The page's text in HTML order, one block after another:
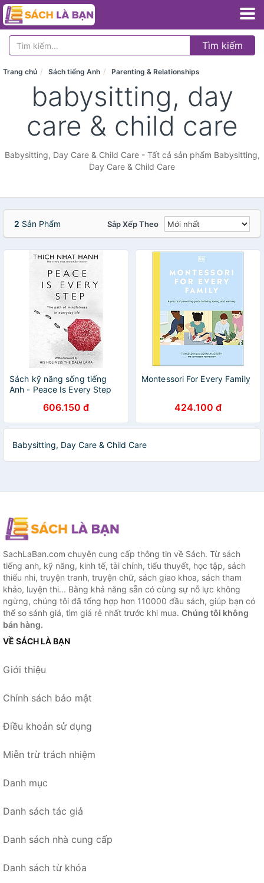
Tìm kiếm
Trang chủ Sách tiếng Anh Parenting & Relationships
babysitting, day
care & child care
Babysitting, Day Care & Child Care - Tất cả sản phẩm Babysitting,
Day Care & Child Care
2 Sản Phẩm Sắp Xếp Theo
Sách kỹ năng sống tiếng
Anh - Peace Is Every Step
606.150 đ
Montessori For Every Family
424.100 đ
Babysitting, Day Care & Child Care
SachLaBan.com chuyên cung cấp thông tin về Sách. Từ sách
tiếng anh, kỹ năng, kinh tế, tài chính, tiểu thuyết, học tập, sách
thiếu nhi, truyện tranh, truyện chữ, sách giao khoa, sách tham
khảo, luyện thi... Bằng khả năng sẵn có cùng sự nỗ lực không
ngừng, chúng tôi đã tổng hợp hơn 110000 đầu sách, giúp bạn có
thể so sánh giá, tìm giá rẻ nhất trước khi mua. Chúng tôi không
bán hàng.
VỀ SÁCH LÀ BẠN
Giới thiệu
Chính sách bảo mật
Điều khoản sử dụng
Miễn trừ trách nhiệm
Danh mục
Danh sách tác giả
Danh sách nhà cung cấp
Danh sách từ khóa